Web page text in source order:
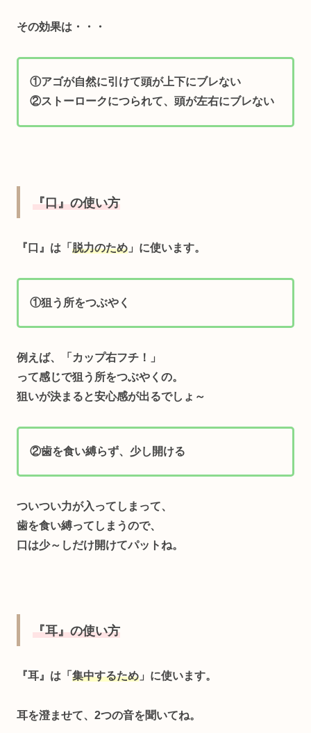
その効果は・・・
①アゴが自然に引けて頭が上下にブレない
②ストーロークにつられて、頭が左右にブレない
『口』の使い方
『口』は「 脱力のため 」 に使います。
①狙う所をつぶやく
例えば、「カップ右フチ！」
って感じで狙う所をつぶやくの。
狙いが決まると安心感が出るでしょ～
②歯を食い縛らず、少し開ける
ついつい力が入ってしまって、
歯を食い縛ってしまうので、
口は少～しだけ開けてパットね。
『耳』の使い方
『耳』は「 集中するため 」 に使います。
耳を澄ませて、2つの音を聞いてね。